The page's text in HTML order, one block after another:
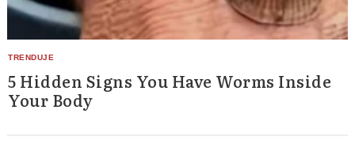
5 Hidden Signs You Have Worms Inside
Your Body